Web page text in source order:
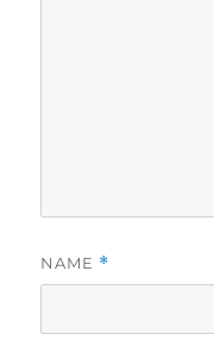
NAME *